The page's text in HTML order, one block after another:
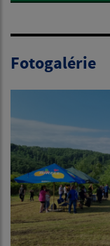
Fotogalérie